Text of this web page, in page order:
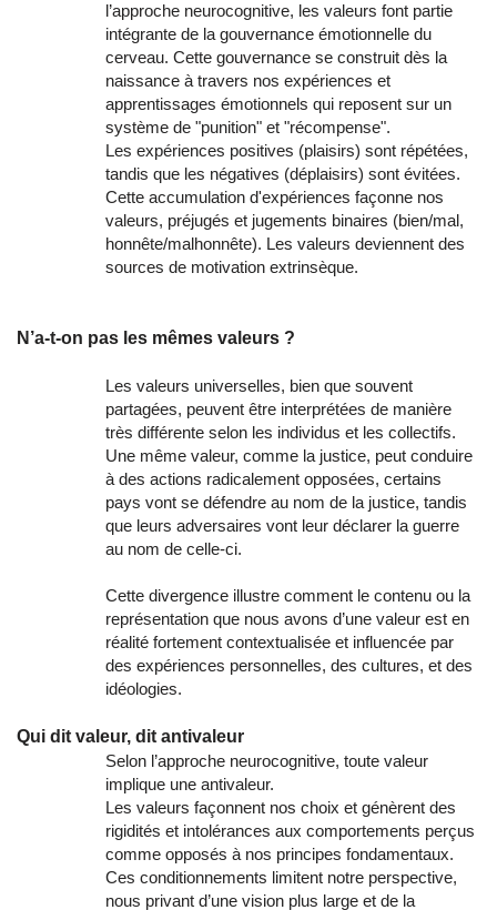
l’approche neurocognitive, les valeurs font partie
intégrante de la gouvernance émotionnelle du
cerveau. Cette gouvernance se construit dès la
naissance à travers nos expériences et
apprentissages émotionnels qui reposent sur un
système de "punition" et "récompense".
Les expériences positives (plaisirs) sont répétées,
tandis que les négatives (déplaisirs) sont évitées.
Cette accumulation d'expériences façonne nos
valeurs, préjugés et jugements binaires (bien/mal,
honnête/malhonnête). Les valeurs deviennent des
sources de motivation extrinsèque.
N’a-t-on pas les mêmes valeurs ?
Les valeurs universelles, bien que souvent
partagées, peuvent être interprétées de manière
très différente selon les individus et les collectifs.
Une même valeur, comme la justice, peut conduire
à des actions radicalement opposées, certains
pays vont se défendre au nom de la justice, tandis
que leurs adversaires vont leur déclarer la guerre
au nom de celle-ci.
Cette divergence illustre comment le contenu ou la
représentation que nous avons d’une valeur est en
réalité fortement contextualisée et influencée par
des expériences personnelles, des cultures, et des
idéologies.
Qui dit valeur, dit antivaleur
Selon l’approche neurocognitive, toute valeur
implique une antivaleur.
Les valeurs façonnent nos choix et génèrent des
rigidités et intolérances aux comportements perçus
comme opposés à nos principes fondamentaux.
Ces conditionnements limitent notre perspective,
nous privant d’une vision plus large et de la